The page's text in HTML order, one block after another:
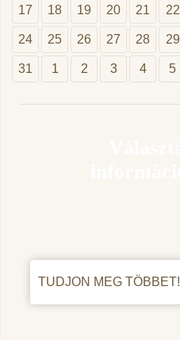
17 18 19 20 21 22
24 25 26 27 28 29
31 1 2 3 4 5
TUDJON MEG TÖBBET!